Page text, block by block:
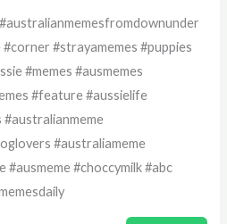
#strayamemes #puppies
#memes #ausmemes
#feature #aussielife
#australianmeme
#australiameme
#ausmeme #choccymilk #abc